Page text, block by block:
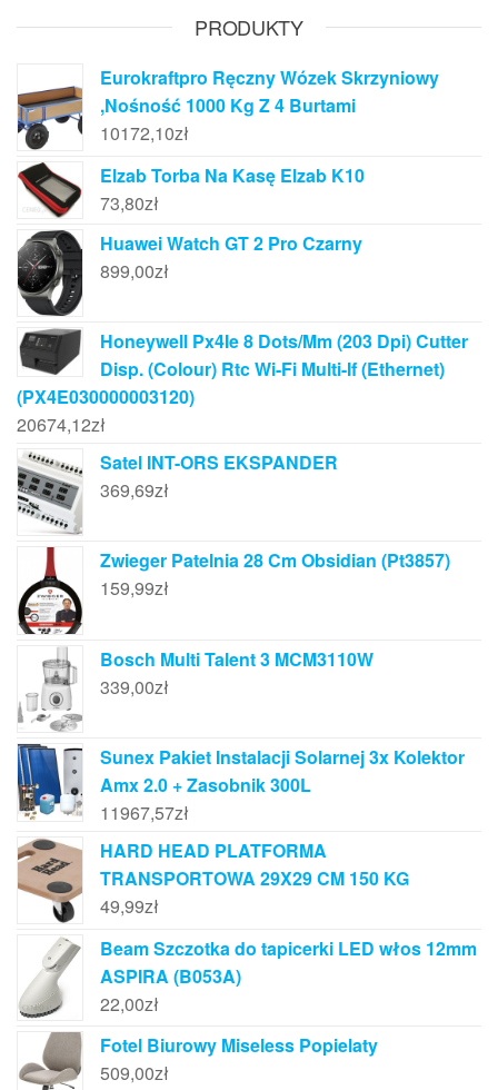
PRODUKTY
Eurokraftpro Ręczny Wózek Skrzyniowy
,Nośność 1000 Kg Z 4 Burtami
10172,10zł
Elzab Torba Na Kasę Elzab K10
73,80zł
Huawei Watch GT 2 Pro Czarny
899,00zł
Honeywell Px4Ie 8 Dots/Mm (203 Dpi) Cutter
Disp. (Colour) Rtc Wi-Fi Multi-If (Ethernet)
(PX4E030000003120)
20674,12zł
Satel INT-ORS EKSPANDER
369,69zł
Zwieger Patelnia 28 Cm Obsidian (Pt3857)
159,99zł
Bosch Multi Talent 3 MCM3110W
339,00zł
Sunex Pakiet Instalacji Solarnej 3x Kolektor
Amx 2.0 + Zasobnik 300L
11967,57zł
HARD HEAD PLATFORMA
TRANSPORTOWA 29X29 CM 150 KG
49,99zł
Beam Szczotka do tapicerki LED włos 12mm
ASPIRA (B053A)
22,00zł
Fotel Biurowy Miseless Popielaty
509,00zł